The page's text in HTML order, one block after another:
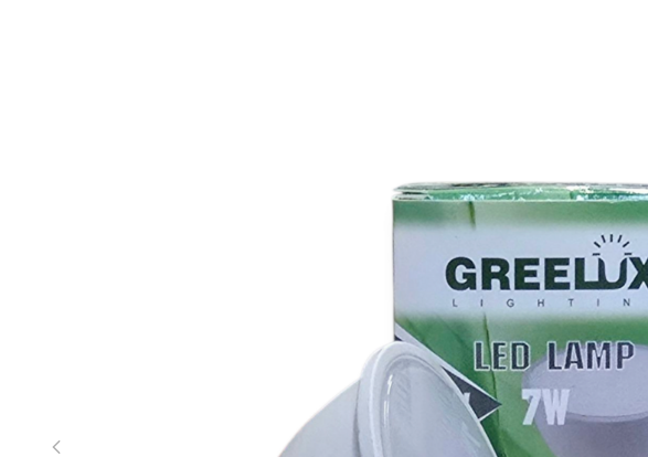
Dekoratyviniai šviestuvai
Žibintuvėliai